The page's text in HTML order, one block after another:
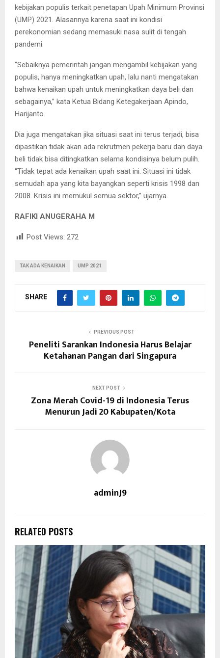
kebijakan populis terkait penetapan Upah Minimum Provinsi
(UMP) 2021. Alasannya karena saat ini kondisi
perekonomian sedang memasuki nasa sulit di tengah
pandemi.
“Sebaiknya pemerintah jangan mengambil kebijakan yang
populis, hanya meningkatkan upah, lalu nanti mengatakan
bahwa kenaikan upah untuk meningkatkan daya beli dan
sebagainya,” kata Ketua Bidang Ketegakerjaan Apindo,
Harijanto.
Dia juga mengatakan jika situasi saat ini terus terjadi, bisa
dipastikan tidak akan ada rekrutmen pekerja baru dan daya
beli tidak bisa ditingkatkan selama kondisinya belum pulih.
“Tidak tepat ada kenaikan upah saat ini. Situasi ini tidak
semudah apa yang kita bayangkan seperti krisis 1998 dan
2008. Krisis ini memukul semua sektor,” ujarnya.
RAFIKI ANUGERAHA M
Post Views: 272
TAK ADA KENAIKAN UMP 2021
SHARE
PREVIOUS POST
Peneliti Sarankan Indonesia Harus Belajar
Ketahanan Pangan dari Singapura
NEXT POST
Zona Merah Covid-19 di Indonesia Terus
Menurun Jadi 20 Kabupaten/Kota
adminJ9
RELATED POSTS